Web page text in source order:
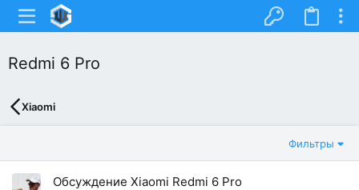
Redmi 6 Pro
Xiaomi
Фильтры
Обсуждение Xiaomi Redmi 6 Pro